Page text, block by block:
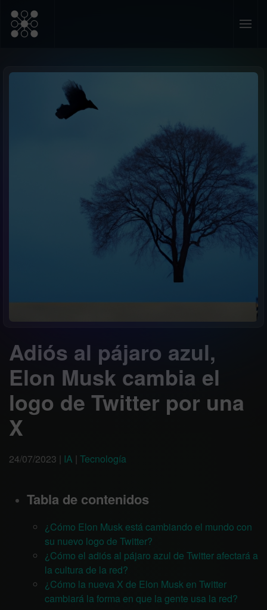
Adiós al pájaro azul,
Elon Musk cambia el
logo de Twitter por una
X
24/07/2023 | IA | Tecnología
Tabla de contenidos
¿Cómo Elon Musk está cambiando el mundo con
su nuevo logo de Twitter?
¿Cómo el adiós al pájaro azul de Twitter afectará a
la cultura de la red?
¿Cómo la nueva X de Elon Musk en Twitter
cambiará la forma en que la gente usa la red?